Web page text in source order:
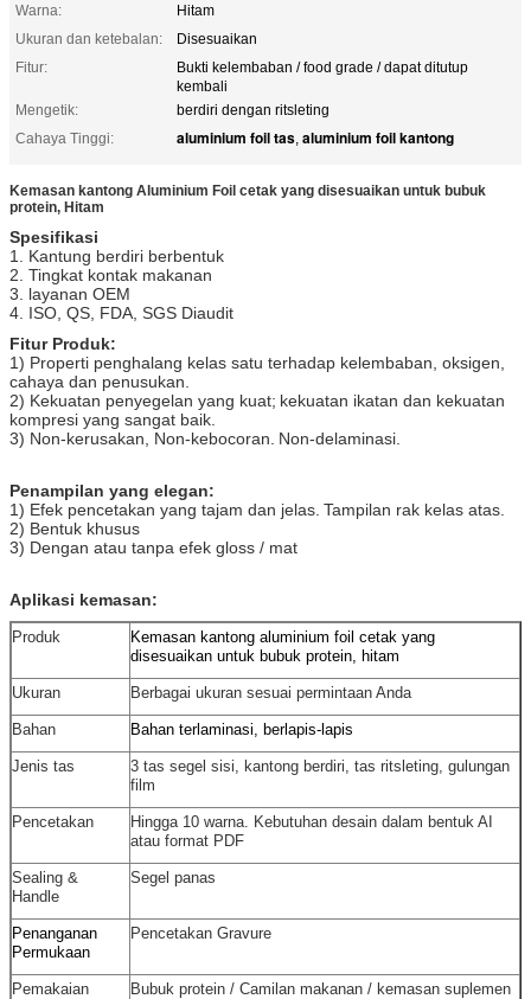
Warna:
Hitam
Ukuran dan ketebalan:
Disesuaikan
Fitur:
Bukti kelembaban / food grade / dapat ditutup
kembali
Mengetik:
berdiri dengan ritsleting
Cahaya Tinggi:
aluminium foil tas, aluminium foil kantong
Kemasan kantong Aluminium Foil cetak yang disesuaikan untuk bubuk
protein, Hitam
Spesifikasi
1. Kantung berdiri berbentuk
2. Tingkat kontak makanan
3. layanan OEM
4. ISO, QS, FDA, SGS Diaudit
Fitur Produk:
1) Properti penghalang kelas satu terhadap kelembaban, oksigen,
cahaya dan penusukan.
2) Kekuatan penyegelan yang kuat; kekuatan ikatan dan kekuatan
kompresi yang sangat baik.
3) Non-kerusakan, Non-kebocoran. Non-delaminasi.
Penampilan yang elegan:
1) Efek pencetakan yang tajam dan jelas. Tampilan rak kelas atas.
2) Bentuk khusus
3) Dengan atau tanpa efek gloss / mat
Aplikasi kemasan:
Produk
Kemasan kantong aluminium foil cetak yang
disesuaikan untuk bubuk protein, hitam
Ukuran Berbagai ukuran sesuai permintaan Anda
Bahan Bahan terlaminasi, berlapis-lapis
Jenis tas
3 tas segel sisi, kantong berdiri, tas ritsleting, gulungan
film
Pencetakan Hingga 10 warna.
Kebutuhan desain dalam bentuk AI
atau format PDF
Sealing &
Handle
Segel panas
Penanganan
Permukaan
Pencetakan Gravure
Pemakaian Bubuk protein / Camilan makanan / kemasan suplemen